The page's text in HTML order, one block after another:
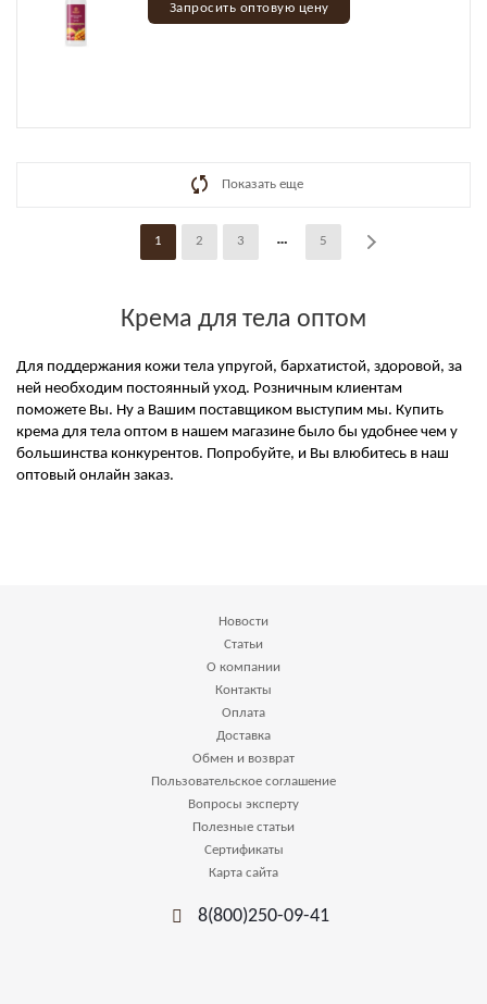
Запросить оптовую цену
Показать еще
1 2 3 5
Крема для тела оптом
Для поддержания кожи тела упругой, бархатистой, здоровой, за
ней необходим постоянный уход. Розничным клиентам
поможете Вы. Ну а Вашим поставщиком выступим мы. Купить
крема для тела оптом в нашем магазине было бы удобнее чем у
большинства конкурентов. Попробуйте, и Вы влюбитесь в наш
оптовый онлайн заказ.
Новости
Статьи
О компании
Контакты
Оплата
Доставка
Обмен и возврат
Пользовательское соглашение
Вопросы эксперту
Полезные статьи
Сертификаты
Карта сайта
8(800)250-09-41